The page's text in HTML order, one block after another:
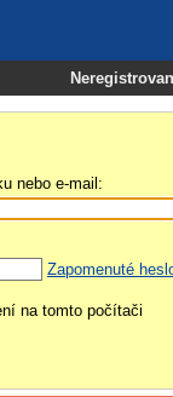
nebo e-mail:
Zapomenuté
na tomto počítači